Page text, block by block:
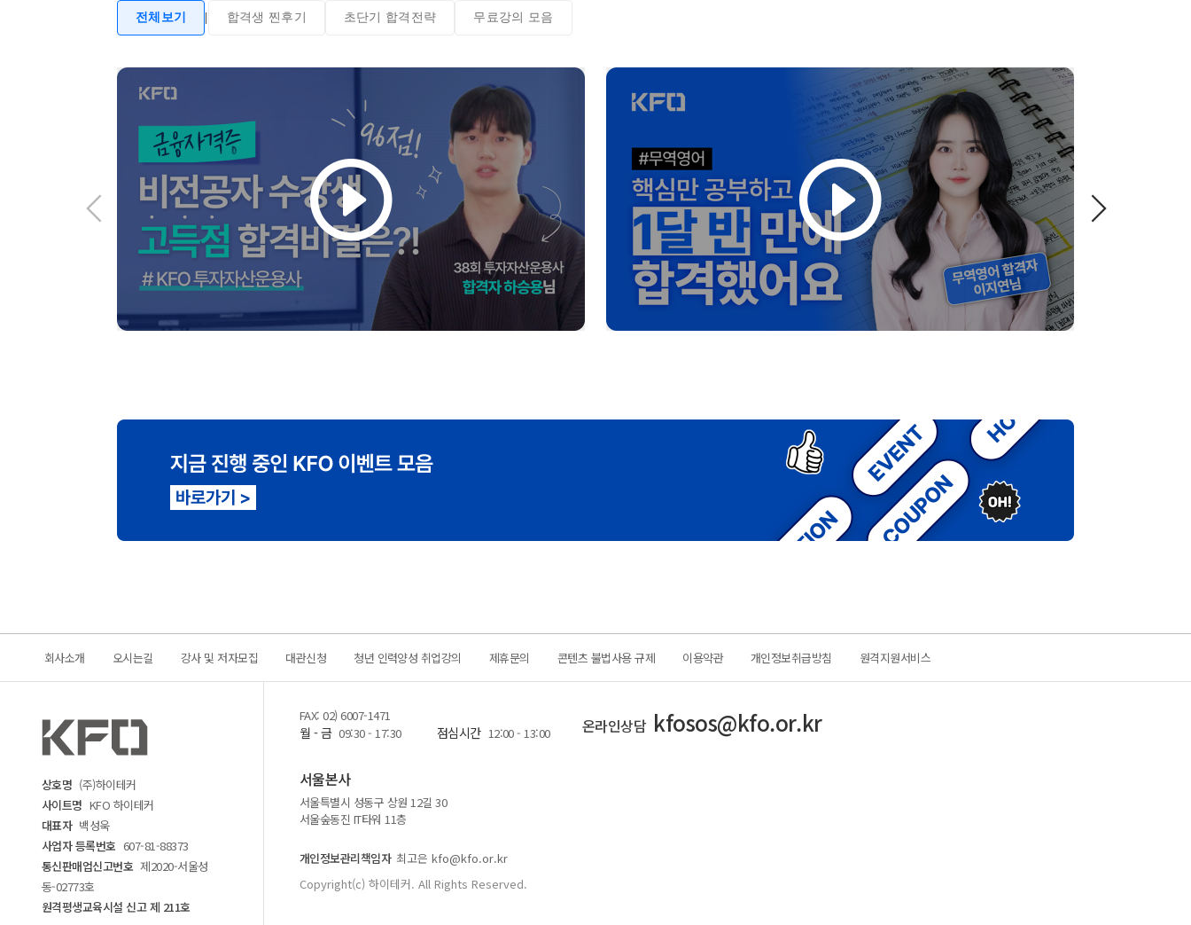
전체보기 합격생 찐후기 초단기 합격전략 무료강의 모음
회사소개 오시는길 강사 및 저자모집 대관신청 청년 인력양성 취업강의 제휴문의 콘텐츠 불법사용 규제 이용약관 개인정보취급방침 원격지원서비스
상호명 (주)하이테커
사이트명 KFO 하이테커
대표자 백성욱
사업자 등록번호 607-81-88373
통신판매업신고번호 제2020-서울성
동-02773호
원격평생교육시설 신고 제 211호
FAX: 02) 6007-1471
월 - 금 09:30 - 17:30 점심시간 12:00 - 13:00 온라인상담 kfosos@kfo.or.kr
서울본사
서울특별시 성동구 상원 12길 30
서울숲동진 IT타워 11층
개인정보관리책임자 최고은 kfo@kfo.or.kr
Copyright(c) 하이테커. All Rights Reserved.